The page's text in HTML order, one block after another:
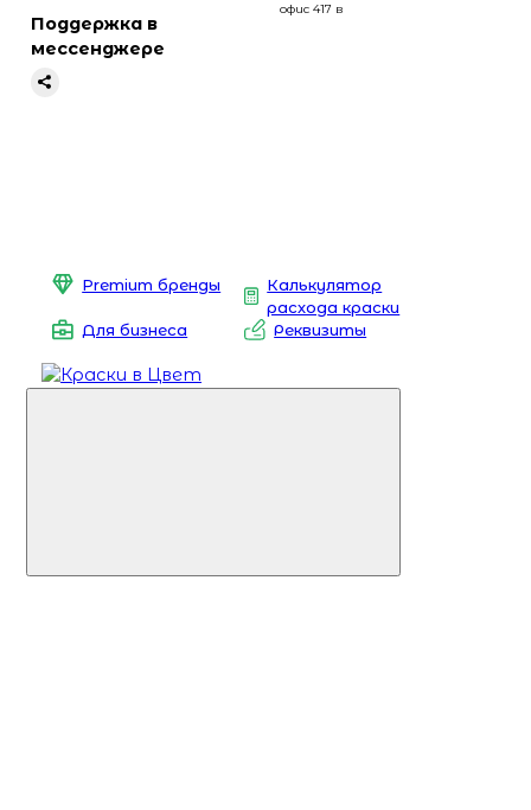
Поддержка в
мессенджере
офис 417 в
Premium бренды
Калькулятор
расхода краски
Для бизнеса
Реквизиты